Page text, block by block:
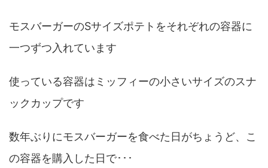
モスバーガーのSサイズポテトをそれぞれの容器に
一つずつ入れています
使っている容器はミッフィーの小さいサイズのスナ
ックカップです
数年ぶりにモスバーガーを食べた日がちょうど、こ
の容器を購入した日で･･･